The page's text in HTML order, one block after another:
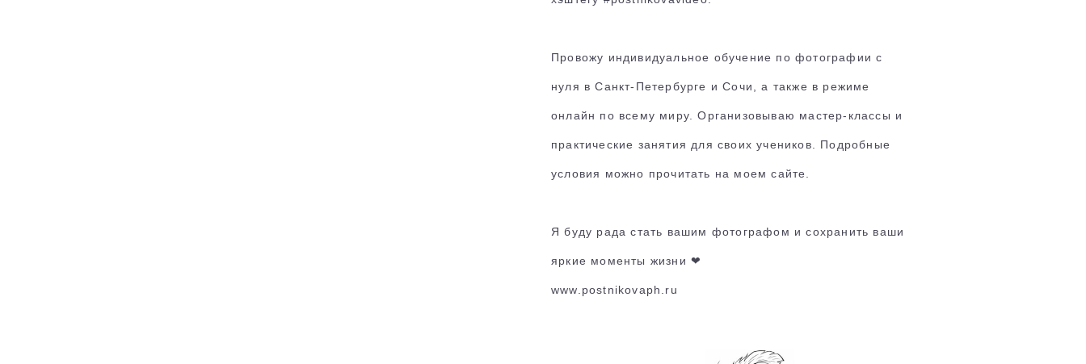
Провожу индивидуальное обучение по фотографии с
нуля в Санкт-Петербурге и Сочи, а также в режиме
онлайн по всему миру. Организовываю мастер-классы и
практические занятия для своих учеников. Подробные
условия можно прочитать на моем сайте.
Я буду рада стать вашим фотографом и сохранить ваши
яркие моменты жизни ❤
www.postnikovaph.ru